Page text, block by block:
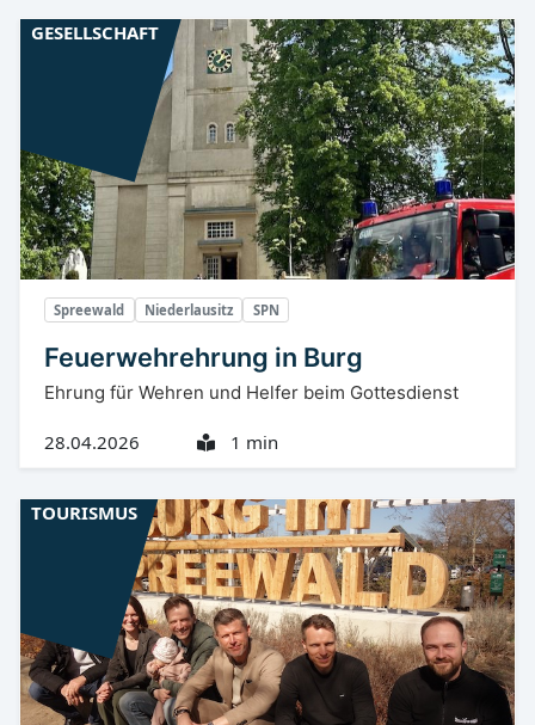
Spreewald Niederlausitz SPN
Feuerwehrehrung in Burg
Ehrung für Wehren und Helfer beim Gottesdienst
28.04.2026 1 min
GESELLSCHAFT
TOURISMUS